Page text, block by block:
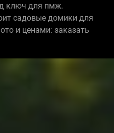
ключ для пмж.
садовые домики для
и ценами: заказать